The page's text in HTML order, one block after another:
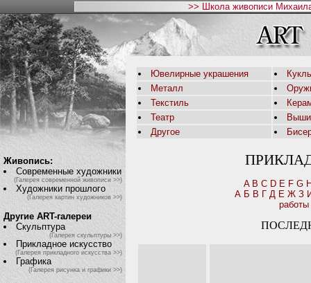
>> Школа живописи
Живопись:
Современные художники
(Галерея современной живописи >>)
Художники прошлого
(Галерея картин художников >>)
Другие ART-галереи
Скульптура
(Галерея скульптуры >>)
Прикладное искусство
(Галерея прикладного искусства >>)
Графика
(Галерея рисунка и графики >>)
Ювелирные украшения
Металл
Текстиль
Театр
Другое
A B C D E F G
А Б В Г Д Е Ж З
работы